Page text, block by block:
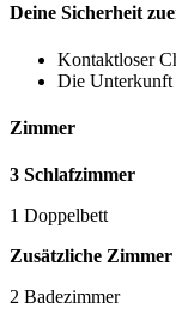
Deine Sicherheit
Kontaktloser
Die Unterkunft
Zimmer
3 Schlafzimmer
1 Doppelbett
Zusätzliche Zimmer
2 Badezimmer